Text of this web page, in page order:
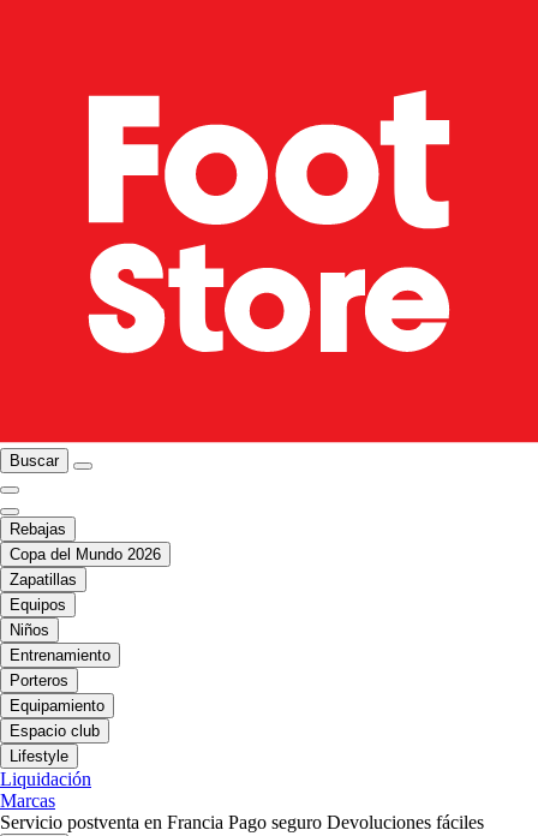
Buscar
Rebajas
Copa del Mundo 2026
Zapatillas
Equipos
Niños
Entrenamiento
Porteros
Equipamiento
Espacio club
Lifestyle
Liquidación
Marcas
Servicio postventa en Francia Pago seguro Devoluciones fáciles